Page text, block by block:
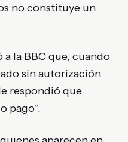
no constituye un
a la BBC que, cuando
sin autorización
respondió que
pago”.